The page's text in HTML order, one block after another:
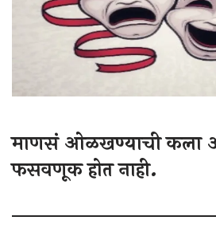
माणसं ओळखण्याची कला
फसवणूक होत नाही.